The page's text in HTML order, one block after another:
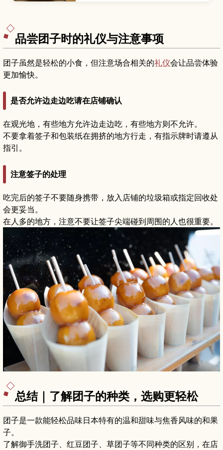
品尝团子时的礼仪与注意事项
团子虽然是轻松的小食，但注意场合相关的礼仪会让品尝体验
更加愉快。
是否允许边走边吃请在店铺确认
在观光地，有些地方允许边走边吃，有些地方则不允许。
不要拿着签子和包装纸在拥挤的地方行走，有指示牌时请遵从
指引。
注意签子的处理
吃完后的签子不要随身携带，放入店铺的垃圾箱或指定回收处
会更妥当。
在人多的地方，注意不要让签子尖端碰到周围的人也很重要。
总结｜了解团子的种类，选购更轻松
团子是一款能轻松品味日本特有的温和甜味与焦香风味的和果
子。
了解御手洗团子、红豆团子、草团子等不同种类的区别，在店